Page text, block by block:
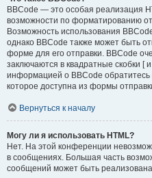
BBCode — это особая реализация
возможности по форматированию
Возможность использования
однако BBCode также может быть
форме для его отправки. BBCode
заключаются в квадратные скобки [
информацией о BBCode обратитесь
которое доступна из формы
Вернуться к началу
Могу ли я использовать HTML?
Нет. На этой конференции
в сообщениях. Большая часть
сообщений может быть